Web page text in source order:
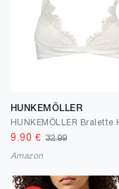
HUNKEMÖLLER
9.90 €32.99
Amazon